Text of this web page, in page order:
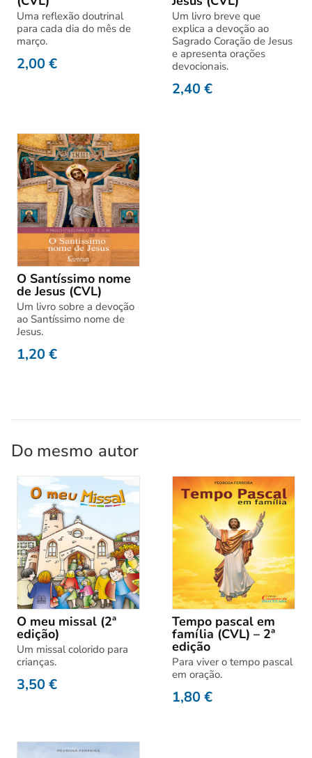
Uma reflexão doutrinal
para cada dia do mês de
março.
2,00€
Um livro breve que
explica a devoção ao
Sagrado Coração de Jesus
e apresenta orações
devocionais.
2,40€
O Santíssimo nome
de Jesus (CVL)
Um livro sobre a devoção
ao Santíssimo nome de
Jesus.
1,20€
Do mesmo autor
O meu missal (2ª
edição)
Um missal colorido para
crianças.
3,50€
Tempo pascal em
família (CVL) – 2ª
edição
Para viver o tempo pascal
em oração.
1,80€